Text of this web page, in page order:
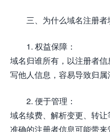
三、为什么域名注册者
1. 权益保障：
域名归谁所有，以注册者
写他人信息，容易导致归属
2. 便于管理：
域名续费、解析变更、转
准确的注册者信息可能带来